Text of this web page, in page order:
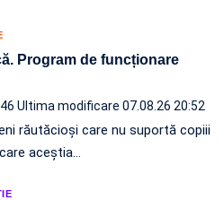
Program de funcționare
Ultima modificare 07.08.26 20:52
răutăcioși care nu suportă copiii
aceștia…